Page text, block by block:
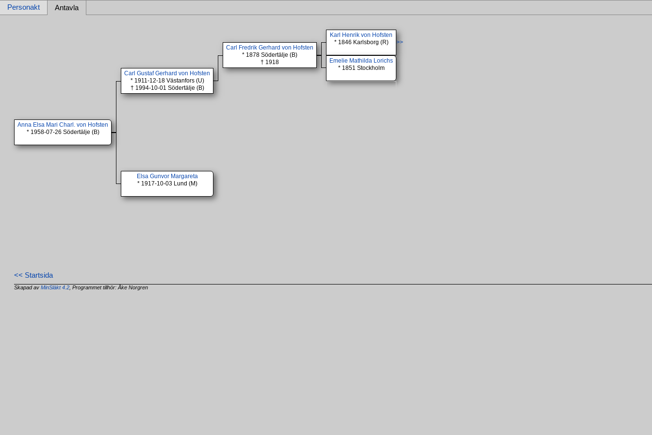
Personakt Antavla
Anna Elsa Mari Charl. von Hofsten
* 1958-07-26 Södertälje (B)
Carl Gustaf Gerhard von Hofsten
* 1911-12-18 Västanfors (U)
† 1994-10-01 Södertälje (B)
Carl Fredrik Gerhard von Hofsten
* 1878 Södertälje (B)
† 1918
Karl Henrik von Hofsten
* 1846 Karlsborg (R)
>>
Emelie Mathilda Lorichs
* 1851 Stockholm
Elsa Gunvor Margareta
* 1917-10-03 Lund (M)
<< Startsida
Skapad avMinSläkt 4.2 , Programmet tillhör: Åke Norgren